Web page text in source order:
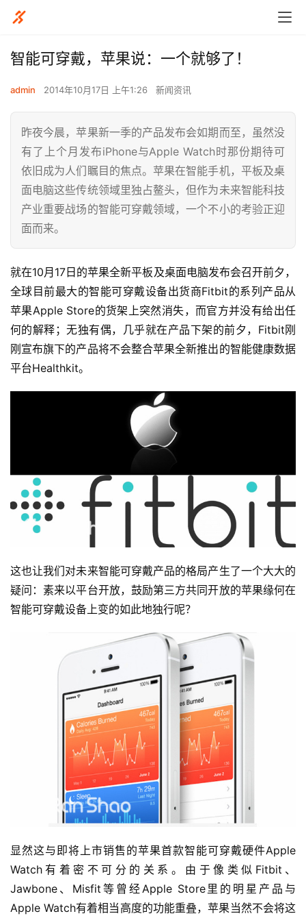
智能可穿戴，苹果说：一个就够了！
admin 2014年10月17日 上午1:26 新闻资讯
昨夜今晨，苹果新一季的产品发布会如期而至，虽然没
有了上个月发布iPhone与Apple Watch时那份期待可
依旧成为人们瞩目的焦点。苹果在智能手机，平板及桌
面电脑这些传统领域里独占鳌头，但作为未来智能科技
产业重要战场的智能可穿戴领域，一个不小的考验正迎
面而来。
就在10月17日的苹果全新平板及桌面电脑发布会召开前夕，
全球目前最大的智能可穿戴设备出货商Fitbit的系列产品从
苹果Apple Store的货架上突然消失，而官方并没有给出任
何的解释；无独有偶，几乎就在产品下架的前夕，Fitbit刚
刚宣布旗下的产品将不会整合苹果全新推出的智能健康数据
平台Healthkit。
这也让我们对未来智能可穿戴产品的格局产生了一个大大的
疑问：素来以平台开放，鼓励第三方共同开放的苹果缘何在
智能可穿戴设备上变的如此地独行呢？
显然这与即将上市销售的苹果首款智能可穿戴硬件Apple
Watch有着密不可分的关系。由于像类似Fitbit、
Jawbone、Misfit等曾经Apple Store里的明星产品与
Apple Watch有着相当高度的功能重叠，苹果当然不会将这